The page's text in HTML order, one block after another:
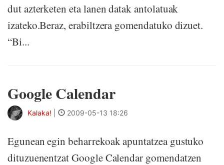
dut azterketen eta lanen datak antolatuak
izateko.Beraz, erabiltzera gomendatuko dizuet.
“Bi...
Google Calendar
Kalaka! 2009-05-13 18:26
Egunean egin beharrekoak apuntatzea gustuko
dituzuenentzat Google Calendar gomendatzen